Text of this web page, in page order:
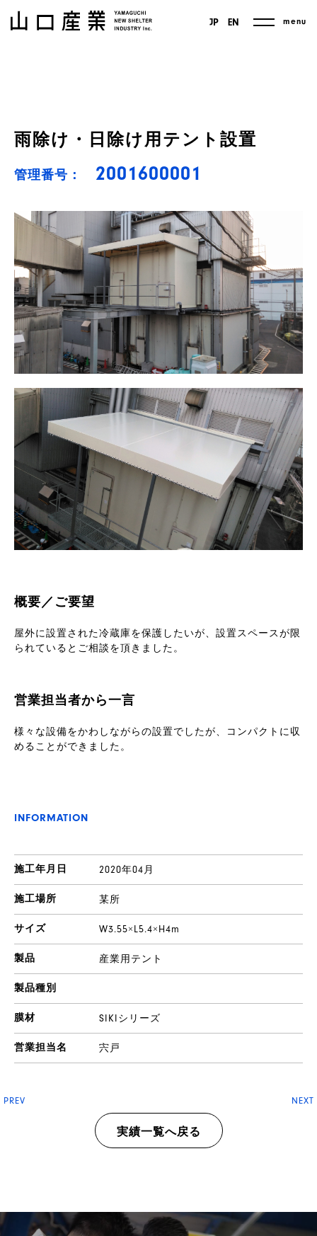
JP EN menu
雨除け・日除け用テント設置
管理番号： 2001600001
概要／ご要望
屋外に設置された冷蔵庫を保護したいが、設置スペースが限
られているとご相談を頂きました。
営業担当者から一言
様々な設備をかわしながらの設置でしたが、コンパクトに収
めることができました。
INFORMATION
施工年月日 2020年04月
施工場所 某所
サイズ W3.55×L5.4×H4m
製品 産業用テント
製品種別
膜材 SIKIシリーズ
営業担当名 宍戸
実績一覧へ戻る
PREV NEXT